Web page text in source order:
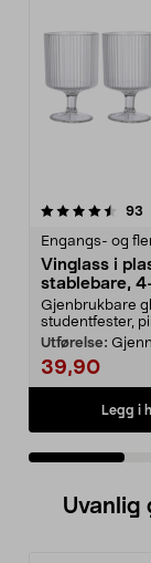
93
Engangs- og
Vinglass i
stablebare,
Gjenbrukbare
studentfester,
Utførelse:
39,90
Legg i
4.5 av 5
Uvanlig